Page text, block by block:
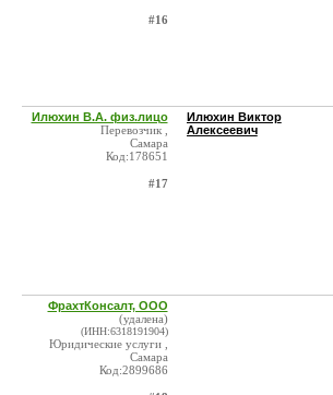
#16
Илюхин В.А. физ.лицо
Перевозчик ,
Самара
Код:178651
#17
Илюхин Виктор
Алексеевич
ФрахтКонсалт, ООО
(удалена)
(ИНН:6318191904)
Юридические услуги ,
Самара
Код:2899686